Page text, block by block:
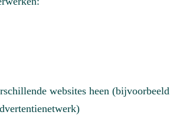
websites heen (bijvoorbeeld